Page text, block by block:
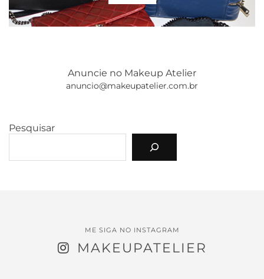
Anuncie no Makeup Atelier
anuncio@makeupatelier.com.br
Pesquisar
ME SIGA NO INSTAGRAM
MAKEUPATELIER